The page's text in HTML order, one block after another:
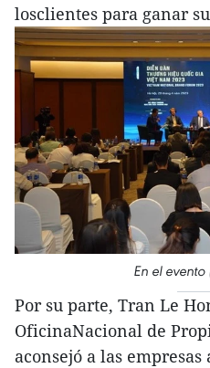
losclientes para ganar
En el evento
Por su parte, Tran Le
OficinaNacional de
aconsejó a las